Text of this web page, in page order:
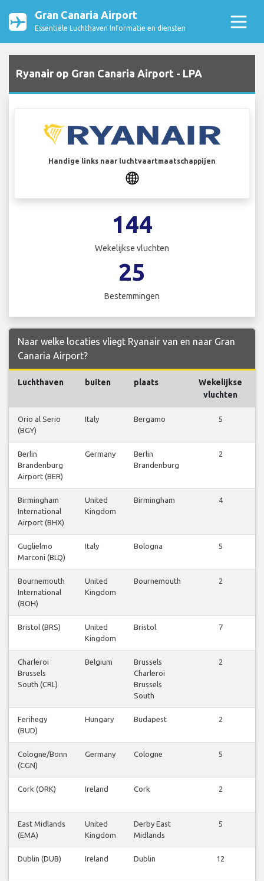
Gran Canaria Airport
Essentiële Luchthaven Informatie en diensten
Ryanair op Gran Canaria Airport - LPA
Handige links naar luchtvaartmaatschappijen
144
Wekelijkse vluchten
25
Bestemmingen
Naar welke locaties vliegt Ryanair van en naar Gran
Canaria Airport?
Luchthaven buiten plaats
Wekelijkse
vluchten
Orio al Serio
(BGY)
Italy Bergamo 5
Berlin
Brandenburg
Airport (BER)
Germany
Berlin
Brandenburg
2
Birmingham
International
Airport (BHX)
United
Kingdom
Birmingham 4
Guglielmo
Marconi (BLQ)
Italy Bologna 5
Bournemouth
International
(BOH)
United
Kingdom
Bournemouth 2
Bristol (BRS)
United
Kingdom
Bristol 7
Charleroi
Brussels
South (CRL)
Belgium
Brussels
Charleroi
Brussels
South
2
Ferihegy
(BUD)
Hungary Budapest 2
Cologne/Bonn
(CGN)
Germany Cologne 5
Cork (ORK) Ireland Cork 2
East Midlands
(EMA)
United
Kingdom
Derby East
Midlands
5
Dublin (DUB) Ireland Dublin 12